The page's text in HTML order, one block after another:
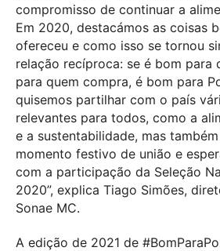
compromisso de continuar a
Em 2020, destacámos as coisas
ofereceu e como isso se tornou
relação recíproca: se é bom para
para quem compra, é bom para
quisemos partilhar com o país
relevantes para todos, como a
e a sustentabilidade, mas
momento festivo de união e
com a participação da Seleção
2020”, explica Tiago Simões,
Sonae MC.
A edição de 2021 de